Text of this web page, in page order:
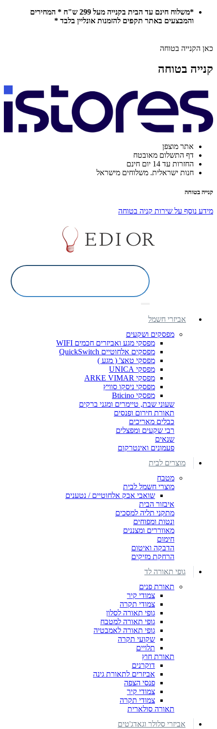
*משלוח חינם עד הבית בקנייה מעל 299 ש"ח * המחירים
והמבצעים באתר תקפים להזמנות אונליין בלבד *
כאן הקנייה בטוחה
קנייה בטוחה
אתר מוצפן
דף התשלום מאובטח
החזרות עד 14 יום חינם
חנות ישראלית. משלוחים מישראל
קנייה בטוחה
מידע נוסף על שירות קניה בטוחה
אביזרי חשמל
מפסקים ושקעים
מפסקי מגע ואביזרים חכמים WIFI
מפסקים אלחוטיים QuickSwitch
מפסקי טאצ' ( מגע )
מפסקי UNICA
מפסקי ARKE VIMAR
מפסקי ניסקו סוויץ
מפסקי Bticino
שעוני שבת, טיימרים ומגני ברקים
תאורת חירום ופנסים
כבלים מאריכים
רבי שקעים ומפצלים
שנאים
פעמונים ואינטרקום
מוצרים לבית
מטבח
מוצרי חשמל לבית
שואבי אבק אלחוטיים / נטענים
איבזור הבית
מתקני תליה למסכים
ונטות ומפוחים
מאווררים ומצננים
חימום
הדבקה ואיטום
הרחקת מזיקים
גופי תאורה לד
תאורת פנים
צמודי קיר
צמודי תקרה
גופי תאורה לסלון
גופי תאורה למטבח
גופי תאורה לאמבטיה
שקועי תקרה
תלויים
תאורת חוץ
דוקרנים
אביזרים לתאורת גינה
פנסי הצפה
צמודי קיר
צמודי תקרה
תאורה סולארית
אביזרי סלולר וגאדג'טים